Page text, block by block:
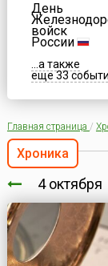
День
войск
России
...а также
еще 33
Главная страница /
Хроника
4 октября